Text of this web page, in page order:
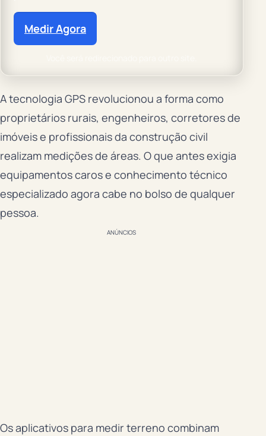
Medir Agora
A tecnologia GPS revolucionou a forma como
proprietários rurais, engenheiros, corretores de
imóveis e profissionais da construção civil
realizam medições de áreas. O que antes exigia
equipamentos caros e conhecimento técnico
especializado agora cabe no bolso de qualquer
pessoa.
ANÚNCIOS
Os aplicativos para medir terreno combinam